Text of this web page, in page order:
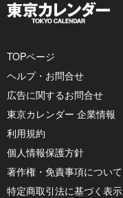
TOPページ
ヘルプ・お問合せ
広告に関するお問合せ
東京カレンダー 企業情報
利用規約
個人情報保護方針
著作権・免責事項について
特定商取引法に基づく表示